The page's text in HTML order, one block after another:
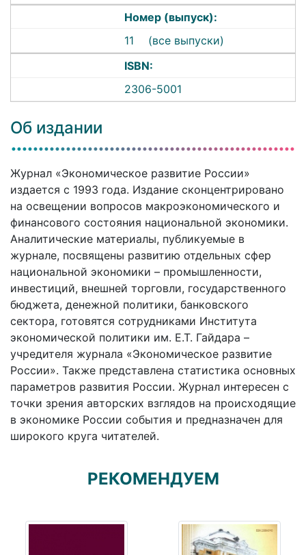
Номер (выпуск):
11
(все выпуски)
ISBN:
2306-5001
Об издании
Журнал «Экономическое развитие России»
издается с 1993 года. Издание сконцентрировано
на освещении вопросов макроэкономического и
финансового состояния национальной экономики.
Аналитические материалы, публикуемые в
журнале, посвящены развитию отдельных сфер
национальной экономики – промышленности,
инвестиций, внешней торговли, государственного
бюджета, денежной политики, банковского
сектора, готовятся сотрудниками Института
экономической политики им. Е.Т. Гайдара –
учредителя журнала «Экономическое развитие
России». Также представлена статистика основных
параметров развития России. Журнал интересен с
точки зрения авторских взглядов на происходящие
в экономике России события и предназначен для
широкого круга читателей.
РЕКОМЕНДУЕМ